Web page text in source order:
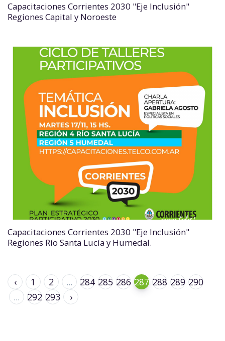
Capacitaciones Corrientes 2030 "Eje Inclusión"
Regiones Capital y Noroeste
Capacitaciones Corrientes 2030 "Eje Inclusión"
Regiones Río Santa Lucía y Humedal.
‹ 1 2 ... 284 285 286 287 288 289 290
...
292 293 ›